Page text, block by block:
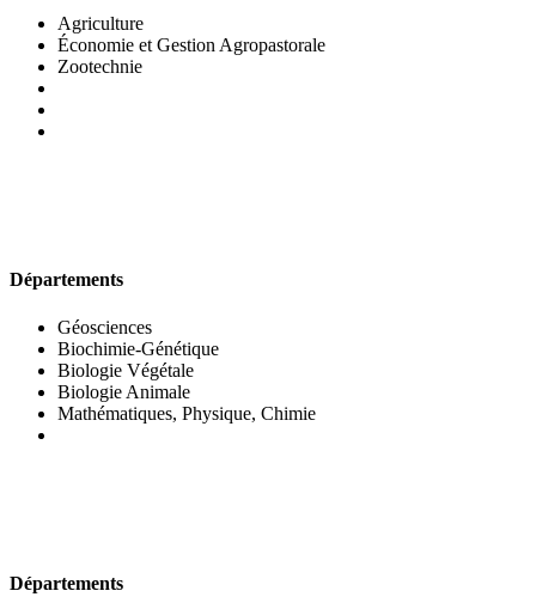
Agriculture
Économie et Gestion Agropastorale
Zootechnie
Départements
Géosciences
Biochimie-Génétique
Biologie Végétale
Biologie Animale
Mathématiques, Physique, Chimie
Départements